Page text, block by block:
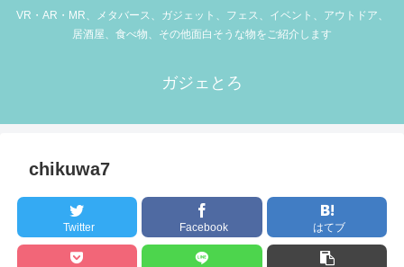
VR・AR・MR、メタバース、ガジェット、フェス、イベント、アウトドア、
居酒屋、食べ物、その他面白そうな物をご紹介します
ガジェとろ
chikuwa7
Twitter Facebook はてブ